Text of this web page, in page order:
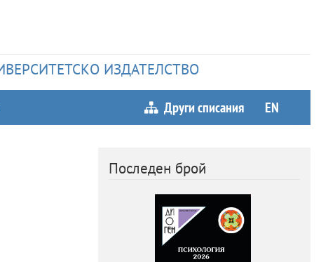
ИЗДАТЕЛСТВО
Други списания EN
Последен брой